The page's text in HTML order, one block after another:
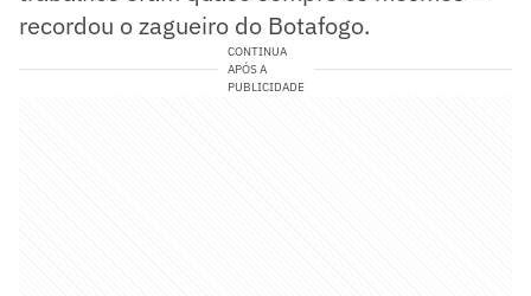
recordou o zagueiro do Botafogo.
CONTINUA
APÓS A
PUBLICIDADE